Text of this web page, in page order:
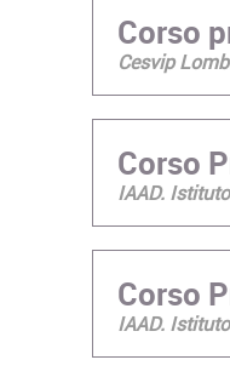
Corso
Cesvip
Corso
IAAD.
Corso
IAAD.